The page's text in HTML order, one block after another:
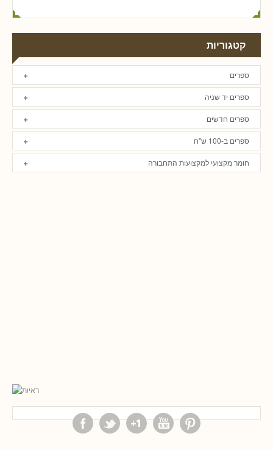
קטגוריות
ספרים
ספרים יד שניה
ספרים חדשים
ספרים ב-100 ש"ח
חומר מקצועי למקצועות התחבורה